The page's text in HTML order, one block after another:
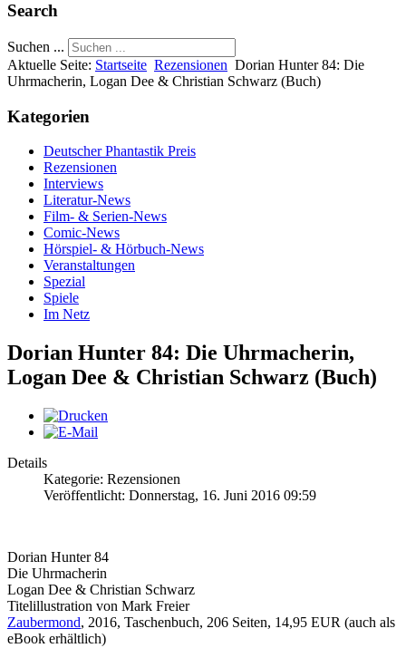
Search
Suchen ...
Aktuelle Seite: Startseite Rezensionen Dorian Hunter 84: Die
Uhrmacherin, Logan Dee & Christian Schwarz (Buch)
Kategorien
Deutscher Phantastik Preis
Rezensionen
Interviews
Literatur-News
Film- & Serien-News
Comic-News
Hörspiel- & Hörbuch-News
Veranstaltungen
Spezial
Spiele
Im Netz
Dorian Hunter 84: Die Uhrmacherin,
Logan Dee & Christian Schwarz (Buch)
Details
Kategorie: Rezensionen
Veröffentlicht: Donnerstag, 16. Juni 2016 09:59
Dorian Hunter 84
Die Uhrmacherin
Logan Dee & Christian Schwarz
Titelillustration von Mark Freier
Zaubermond, 2016, Taschenbuch, 206 Seiten, 14,95 EUR (auch als
eBook erhältlich)